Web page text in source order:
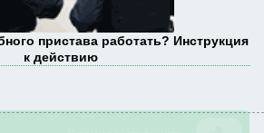
пристава работать? Инструкция
к действию